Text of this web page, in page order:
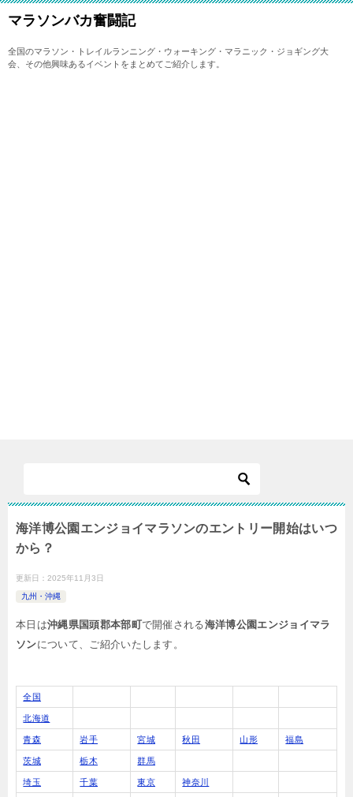
マラソンバカ奮闘記
全国のマラソン・トレイルランニング・ウォーキング・マラニック・ジョギング大
会、その他興味あるイベントをまとめてご紹介します。
海洋博公園エンジョイマラソンのエントリー開始はいつ
から？
更新日： 2025年11月3日
九州・沖縄
本日は沖縄県国頭郡本部町で開催される海洋博公園エンジョイマラ
ソンについて、ご紹介いたします。
全国
北海道
青森 岩手 宮城 秋田 山形 福島
茨城 栃木 群馬
埼玉 千葉 東京 神奈川